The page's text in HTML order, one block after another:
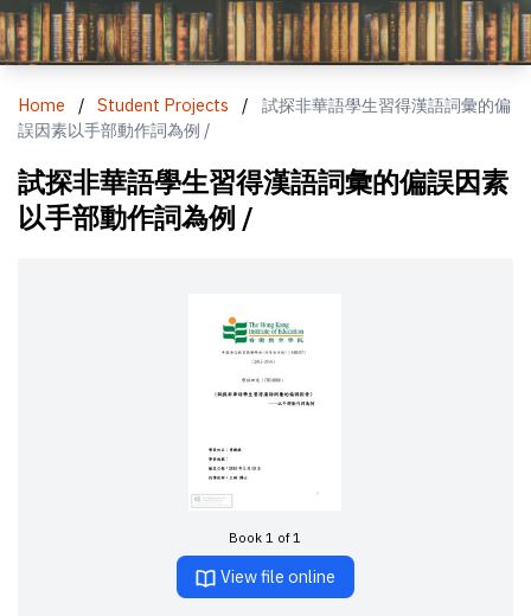
Home / Student Projects /
試探非華語學生習得漢語詞彙的偏
誤因素以手部動作詞為例 /
試探非華語學生習得漢語詞彙的偏誤因素
以手部動作詞為例 /
Book 1 of 1
View file online